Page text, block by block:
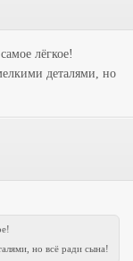
лёгкое!
деталями, но
но всё ради сына!